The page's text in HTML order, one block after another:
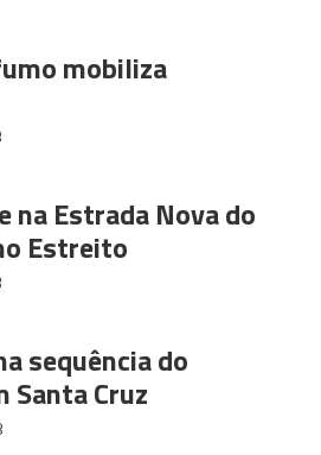
mobiliza
na Estrada Nova do
Estreito
sequência do
Santa Cruz